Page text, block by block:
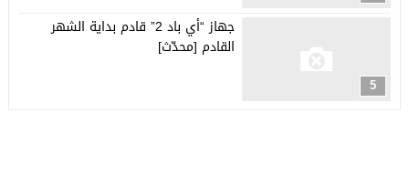
5
جهاز “أي باد 2” قادم بداية الشهر
القادم [محدّث]